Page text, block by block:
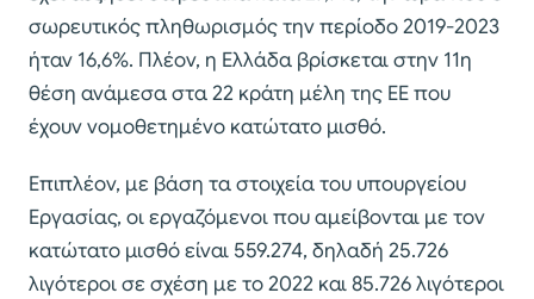
σωρευτικός πληθωρισμός την περίοδο 2019-2023
ήταν 16,6%. Πλέον, η Ελλάδα βρίσκεται στην 11η
θέση ανάμεσα στα 22 κράτη μέλη της ΕΕ που
έχουν νομοθετημένο κατώτατο μισθό.
Επιπλέον, με βάση τα στοιχεία του υπουργείου
Εργασίας, οι εργαζόμενοι που αμείβονται με τον
κατώτατο μισθό είναι 559.274, δηλαδή 25.726
λιγότεροι σε σχέση με το 2022 και 85.726 λιγότεροι